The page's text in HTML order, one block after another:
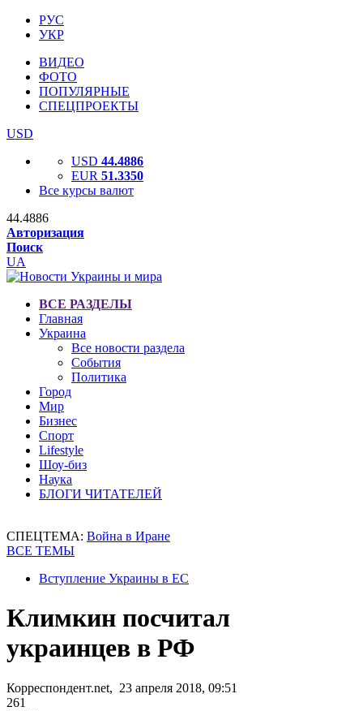
РУС
УКР
ВИДЕО
ФОТО
ПОПУЛЯРНЫЕ
СПЕЦПРОЕКТЫ
USD
USD 44.4886
EUR 51.3350
Все курсы валют
44.4886
Авторизация
Поиск
UA
ВСЕ РАЗДЕЛЫ
Главная
Украина
Все новости раздела
События
Политика
Город
Мир
Бизнес
Спорт
Lifestyle
Шоу-биз
Наука
БЛОГИ ЧИТАТЕЛЕЙ
СПЕЦТЕМА: Война в Иране
ВСЕ ТЕМЫ
Вступление Украины в ЕС
Климкин посчитал
украинцев в РФ
Корреспондент.net, 23 апреля 2018, 09:51
261